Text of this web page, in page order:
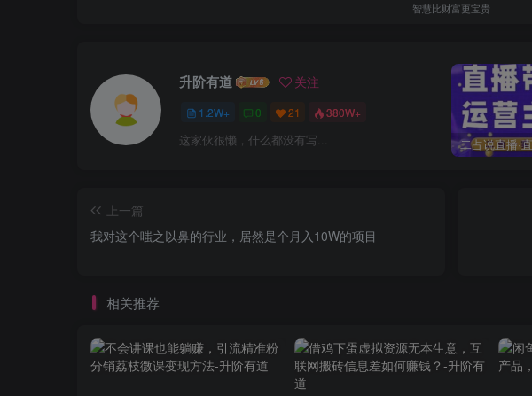
智慧比财富更宝贵
升阶有道 关注
1.2W+ 0 21 380W+
这家伙很懒，什么都没有写...
上一篇
我对这个嗤之以鼻的行业，居然是个月入10W的项目
相关推荐